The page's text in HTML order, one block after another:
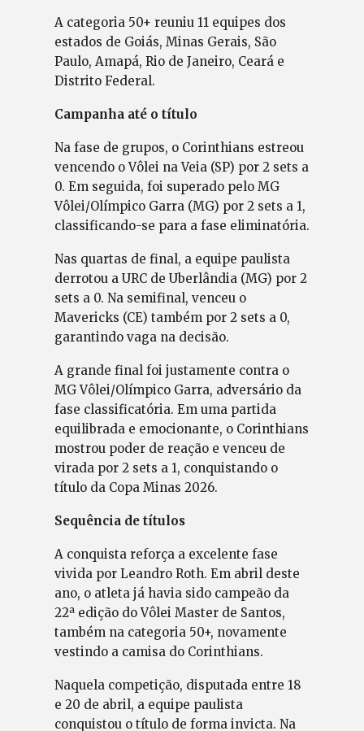
A categoria 50+ reuniu 11 equipes dos
estados de Goiás, Minas Gerais, São
Paulo, Amapá, Rio de Janeiro, Ceará e
Distrito Federal.
Campanha até o título
Na fase de grupos, o Corinthians estreou
vencendo o Vôlei na Veia (SP) por 2 sets a
0. Em seguida, foi superado pelo MG
Vôlei/Olímpico Garra (MG) por 2 sets a 1,
classificando-se para a fase eliminatória.
Nas quartas de final, a equipe paulista
derrotou a URC de Uberlândia (MG) por 2
sets a 0. Na semifinal, venceu o
Mavericks (CE) também por 2 sets a 0,
garantindo vaga na decisão.
A grande final foi justamente contra o
MG Vôlei/Olímpico Garra, adversário da
fase classificatória. Em uma partida
equilibrada e emocionante, o Corinthians
mostrou poder de reação e venceu de
virada por 2 sets a 1, conquistando o
título da Copa Minas 2026.
Sequência de títulos
A conquista reforça a excelente fase
vivida por Leandro Roth. Em abril deste
ano, o atleta já havia sido campeão da
22ª edição do Vôlei Master de Santos,
também na categoria 50+, novamente
vestindo a camisa do Corinthians.
Naquela competição, disputada entre 18
e 20 de abril, a equipe paulista
conquistou o título de forma invicta. Na